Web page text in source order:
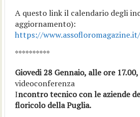
A questo link il calendario degli
aggiornamento):
https://
**********
Giovedi 28 Gennaio, alle ore 17.00,
videoconferenza
Incontro tecnico con le aziende
floricolo della Puglia.